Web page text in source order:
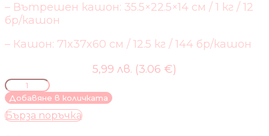
– Вътрешен кашон: 35.5×22.5×14 см / 1 кг / 12
бр/кашон
– Кашон: 71x37x60 см / 12.5 кг / 144 бр/кашон
5,99 лв. (3.06 €)
количество
за
ТЕРМОМЕТЪР
ЗА
Добавяне в количката
Бърза поръчка